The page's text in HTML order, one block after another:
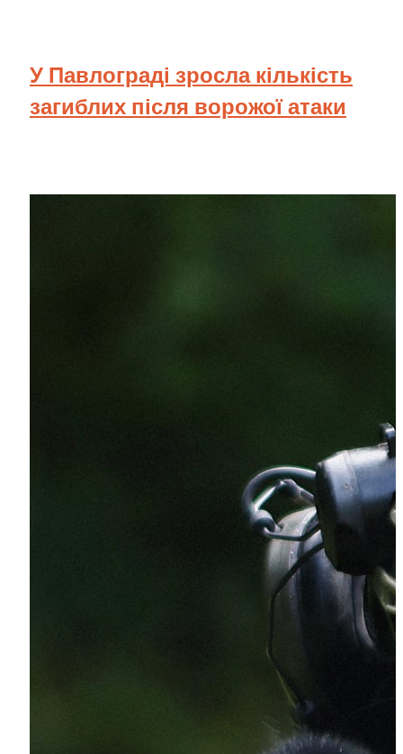
У Павлограді зросла кількість
загиблих після ворожої атаки